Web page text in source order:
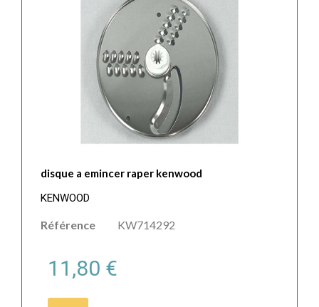
disque a emincer raper kenwood
KENWOOD
Référence KW714292
11,80 €